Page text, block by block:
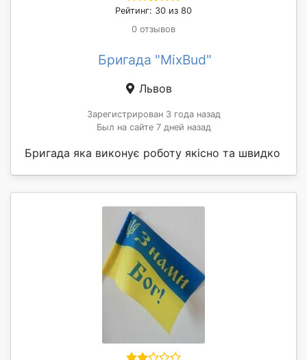
Рейтинг: 30 из 80
0 отзывов
Бригада "MixBud"
Львов
Зарегистрирован 3 года назад
Был на сайте 7 дней назад
Бригада яка виконує роботу якісно та швидко